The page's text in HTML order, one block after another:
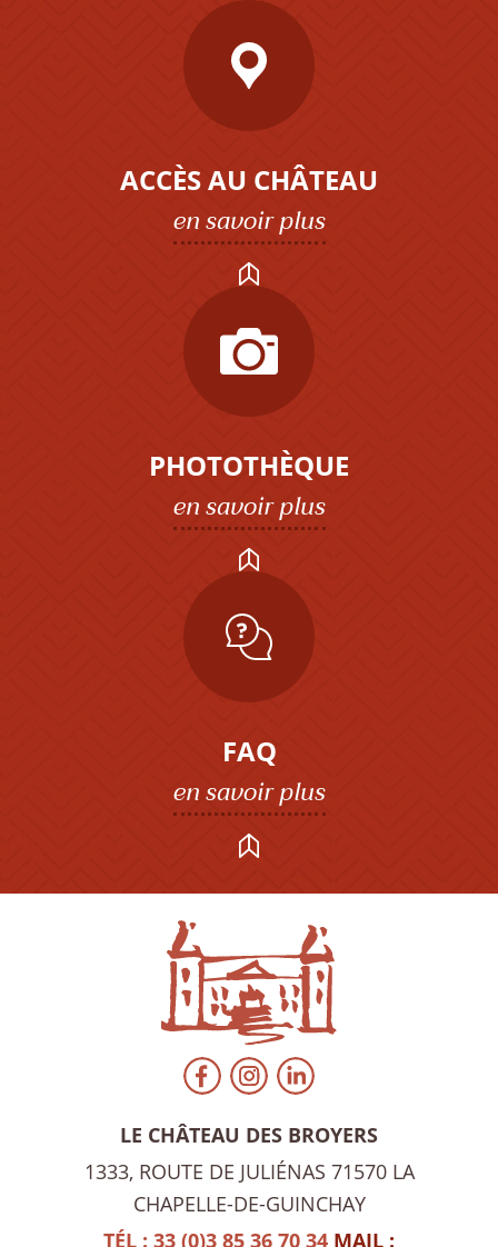
ACCÈS AU CHÂTEAU
en savoir plus
PHOTOTHÈQUE
en savoir plus
FAQ
en savoir plus
LE CHÂTEAU DES BROYERS
1333, ROUTE DE JULIÉNAS 71570 LA
CHAPELLE-DE-GUINCHAY
TÉL : 33 (0)3 85 36 70 34 MAIL :